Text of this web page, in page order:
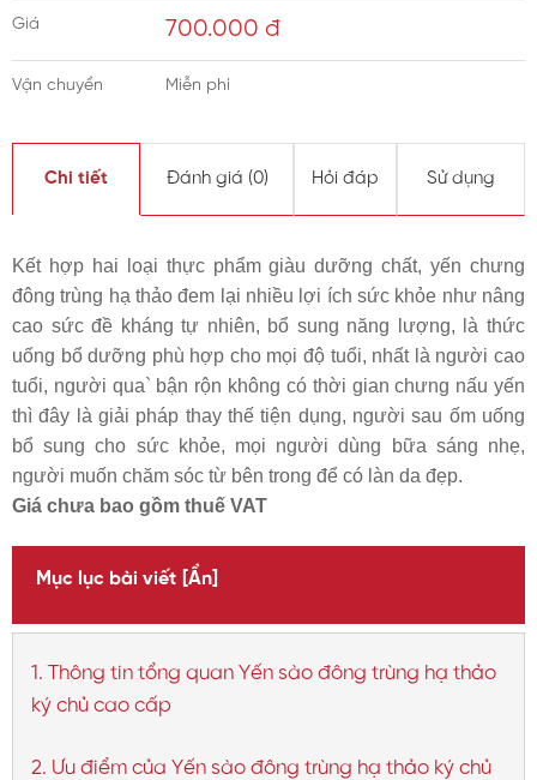
Giá 700.000 đ
Vận chuyển Miễn phí
Chi tiết Đánh giá (0) Hỏi đáp Sử dụng
Kết hợp hai loại thực phẩm giàu dưỡng chất, yến chưng
đông trùng hạ thảo đem lại nhiều lợi ích sức khỏe như nâng
cao sức đề kháng tự nhiên, bổ sung năng lượng, là thức
uống bổ dưỡng phù hợp cho mọi độ tuổi, nhất là người cao
tuổi, người qua` bận rộn không có thời gian chưng nấu yến
thì đây là giải pháp thay thế tiện dụng, người sau ốm uống
bổ sung cho sức khỏe, mọi người dùng bữa sáng nhẹ,
người muốn chăm sóc từ bên trong để có làn da đẹp.
Giá chưa bao gồm thuế VAT
Mục lục bài viết [Ẩn]
1. Thông tin tổng quan Yến sào đông trùng hạ thảo
ký chủ cao cấp
2. Ưu điểm của Yến sào đông trùng hạ thảo ký chủ